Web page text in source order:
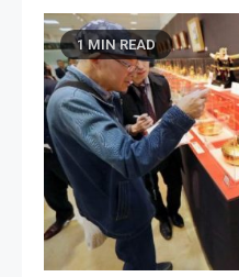
1 MIN READ